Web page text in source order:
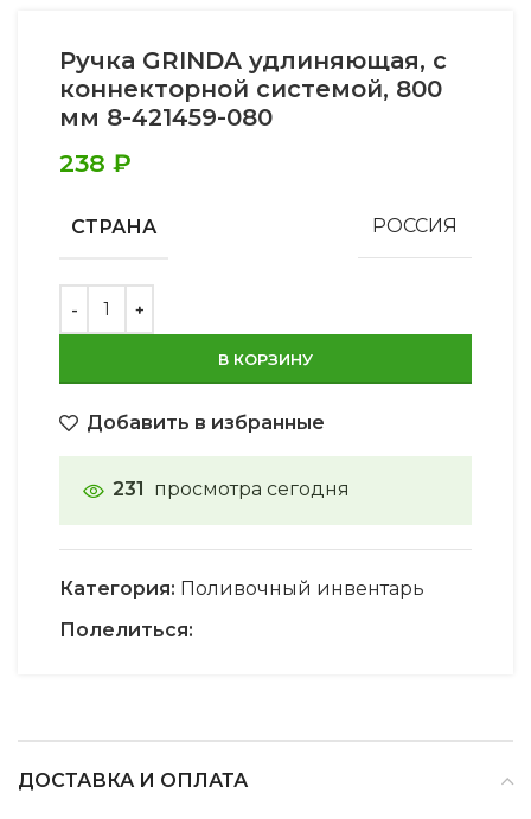
Ручка GRINDA удлиняющая, с
коннекторной системой, 800
мм 8-421459-080
238 ₽
СТРАНА РОССИЯ
В КОРЗИНУ
Добавить в избранные
231 просмотра сегодня
Категория: Поливочный инвентарь
Полелиться:
ДОСТАВКА И ОПЛАТА